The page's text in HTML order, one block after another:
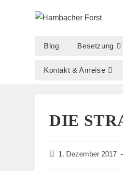
Blog Besetzung
Kontakt & Anreise
DIE
Beitrag
1. Dezember 2017